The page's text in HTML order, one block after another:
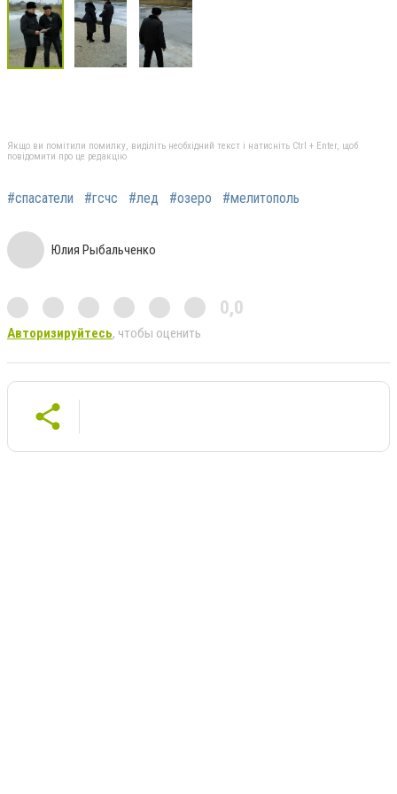
Якщо ви помітили помилку, виділіть необхідний текст і натисніть Ctrl + Enter, щоб
повідомити про це редакцію
#спасатели #гсчс #лед #озеро #мелитополь
Юлия Рыбальченко
0,0
Авторизируйтесь, чтобы оценить